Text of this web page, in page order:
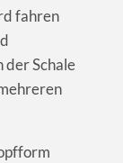
fahren
der Schale